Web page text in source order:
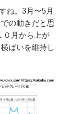
ね。3月〜5月
の動きだと思
０月から上が
ばいを維持し